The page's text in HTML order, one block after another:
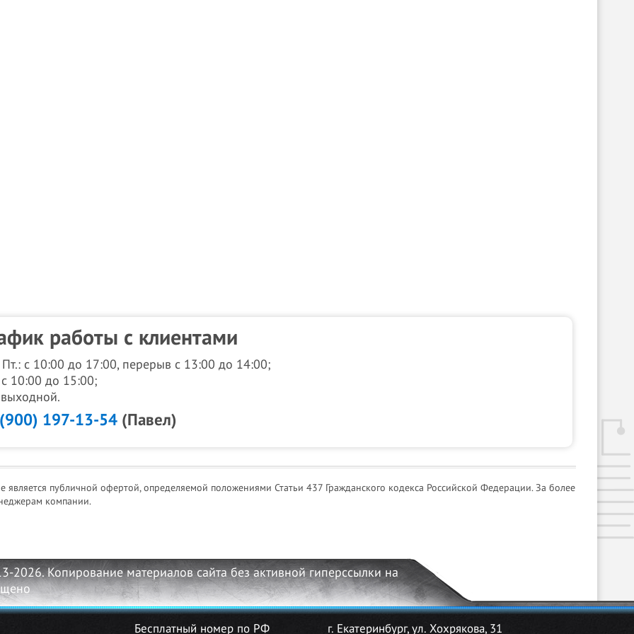
работы с клиентами
Пт.: с 10:00 до 17:00, перерыв с 13:00 до 14:00;
10:00 до 15:00;
197-13-54 (Павел)
публичной офертой, определяемой положениями Статьи 437 Гражданского кодекса Российской Федерации. За более
компании.
2026. Копирование материалов сайта без активной гиперссылки на
Бесплатный номер по РФ г. Екатеринбург, ул. Хохрякова, 31